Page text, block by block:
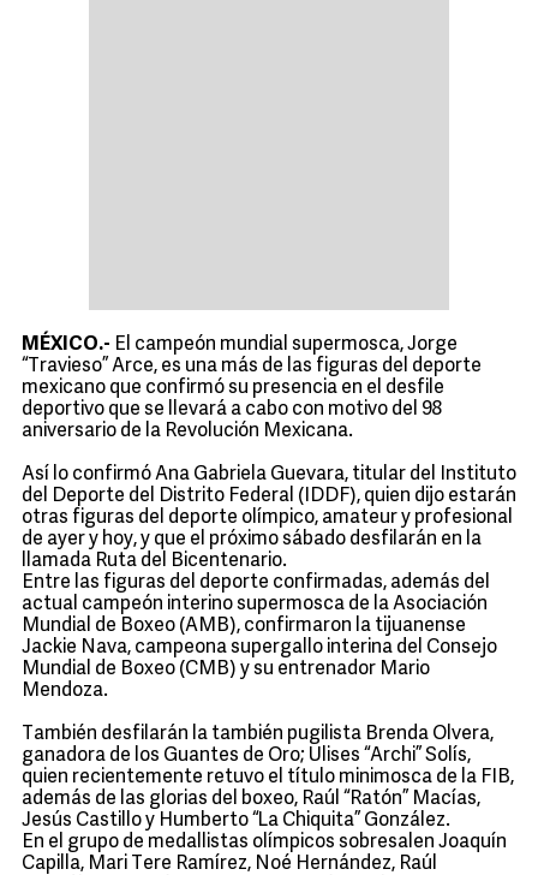
MÉXICO.- El campeón mundial supermosca, Jorge
“Travieso” Arce, es una más de las figuras del deporte
mexicano que confirmó su presencia en el desfile
deportivo que se llevará a cabo con motivo del 98
aniversario de la Revolución Mexicana.
Así lo confirmó Ana Gabriela Guevara, titular del Instituto
del Deporte del Distrito Federal (IDDF), quien dijo estarán
otras figuras del deporte olímpico, amateur y profesional
de ayer y hoy, y que el próximo sábado desfilarán en la
llamada Ruta del Bicentenario.
Entre las figuras del deporte confirmadas, además del
actual campeón interino supermosca de la Asociación
Mundial de Boxeo (AMB), confirmaron la tijuanense
Jackie Nava, campeona supergallo interina del Consejo
Mundial de Boxeo (CMB) y su entrenador Mario
Mendoza.
También desfilarán la también pugilista Brenda Olvera,
ganadora de los Guantes de Oro; Ulises “Archi” Solís,
quien recientemente retuvo el título minimosca de la FIB,
además de las glorias del boxeo, Raúl “Ratón” Macías,
Jesús Castillo y Humberto “La Chiquita” González.
En el grupo de medallistas olímpicos sobresalen Joaquín
Capilla, Mari Tere Ramírez, Noé Hernández, Raúl